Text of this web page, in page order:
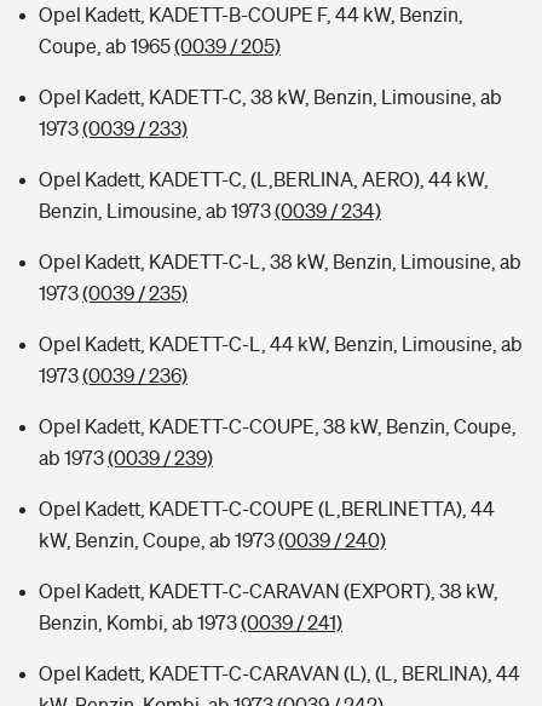
Opel Kadett, KADETT-B-COUPE F, 44 kW, Benzin,
Coupe, ab 1965(0039 / 205)
Opel Kadett, KADETT-C, 38 kW, Benzin, Limousine, ab
1973(0039 / 233)
Opel Kadett, KADETT-C, (L,BERLINA, AERO), 44 kW,
Benzin, Limousine, ab 1973(0039 / 234)
Opel Kadett, KADETT-C-L, 38 kW, Benzin, Limousine, ab
1973(0039 / 235)
Opel Kadett, KADETT-C-L, 44 kW, Benzin, Limousine, ab
1973(0039 / 236)
Opel Kadett, KADETT-C-COUPE, 38 kW, Benzin, Coupe,
ab 1973(0039 / 239)
Opel Kadett, KADETT-C-COUPE (L,BERLINETTA), 44
kW, Benzin, Coupe, ab 1973(0039 / 240)
Opel Kadett, KADETT-C-CARAVAN (EXPORT), 38 kW,
Benzin, Kombi, ab 1973(0039 / 241)
Opel Kadett, KADETT-C-CARAVAN (L), (L, BERLINA), 44